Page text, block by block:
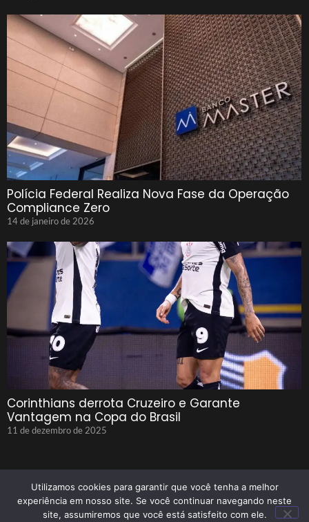
Polícia Federal Realiza Nova Fase da Operação
Compliance Zero
14 de janeiro de 2026
Corinthians derrota Cruzeiro e Garante
Vantagem na Copa do Brasil
11 de dezembro de 2025
© 2025 Tenho Que Saber Todos Os Direitos Reservados
Utilizamos cookies para garantir que você tenha a melhor
experiência em nosso site. Se você continuar navegando neste
site, assumiremos que você está satisfeito com ele.